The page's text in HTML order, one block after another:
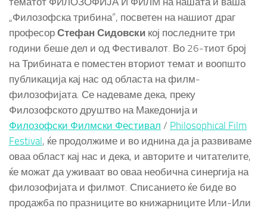
„Филозофска трибина“, посветен на нашиот драг
професор Стефан Сидовски кој последните три
години беше дел и од Фестивалот. Во 26-тиот број
на Трибината е поместен вториот темат и воопшто
публикација кај нас од областа на филм-
филозофијата. Се надеваме дека, преку
Филозофското друштво на Македонија и
Филозофски Филмски Фестивал / Philosophical Film
Festival, ќе продолжиме и во иднина да ја развиваме
оваа област кај нас и дека, и авторите и читателите,
ќе можат да уживаат во оваа необична синергија на
филозофијата и филмот. Списанието ќе биде во
продажба по празниците во книжарниците Или-Или